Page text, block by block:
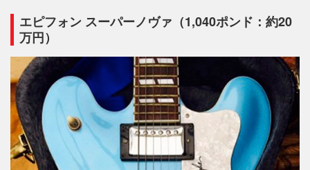
エピフォン スーパーノヴァ（1,040ポンド：約20
万円）